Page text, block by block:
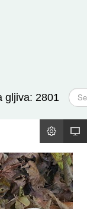
gljiva: 2801
T
r
ž